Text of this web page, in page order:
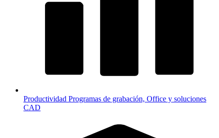
Productividad Programas de grabación, Office y soluciones
CAD